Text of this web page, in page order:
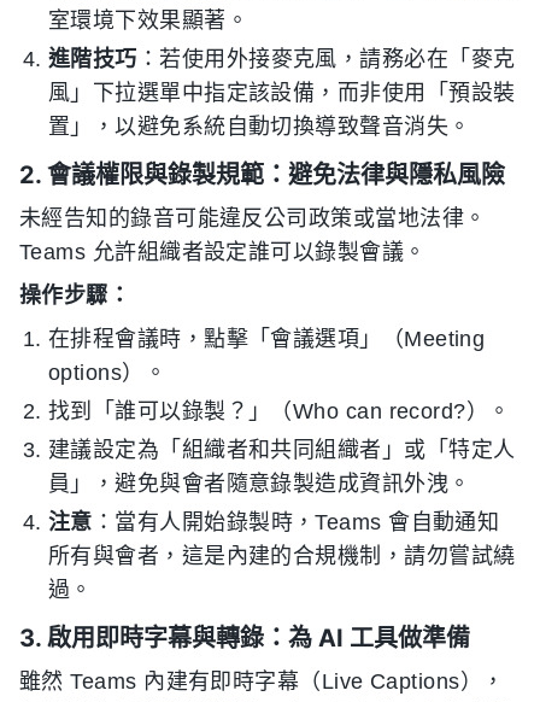
室環境下效果顯著。
進階技巧 ：若使用外接麥克風，請務必在「麥克
風」下拉選單中指定該設備，而非使用「預設裝
置」，以避免系統自動切換導致聲音消失。
2. 會議權限與錄製規範：避免法律與隱私風險
未經告知的錄音可能違反公司政策或當地法律。
Teams 允許組織者設定誰可以錄製會議。
操作步驟：
在排程會議時，點擊「會議選項」（Meeting
options）。
找到「誰可以錄製？」（Who can record?）。
建議設定為「組織者和共同組織者」或「特定人
員」，避免與會者隨意錄製造成資訊外洩。
注意 ：當有人開始錄製時，Teams 會自動通知
所有與會者，這是內建的合規機制，請勿嘗試繞
過。
3. 啟用即時字幕與轉錄：為 AI 工具做準備
雖然 Teams 內建有即時字幕（Live Captions），